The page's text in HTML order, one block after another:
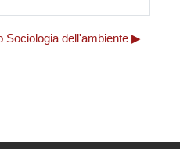
Sociologia dell'ambiente ▶︎